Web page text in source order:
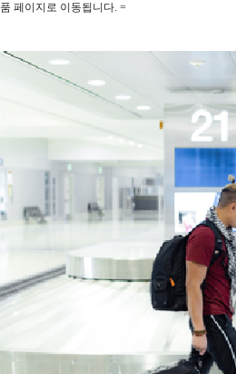
페이지로 이동됩니다. =